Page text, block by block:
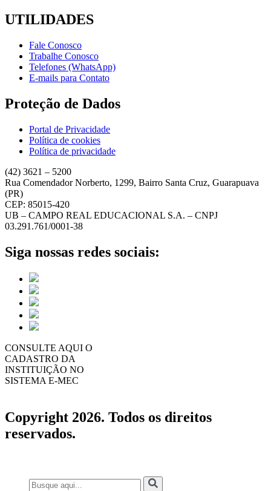
UTILIDADES
Fale Conosco
Trabalhe Conosco
Telefones (WhatsApp)
E-mails para Contato
Proteção de Dados
Portal de Privacidade
Política de cookies
Política de privacidade
(42) 3621 – 5200
Rua Comendador Norberto, 1299, Bairro Santa Cruz, Guarapuava
(PR)
CEP: 85015-420
UB – CAMPO REAL EDUCACIONAL S.A. – CNPJ
03.291.761/0001-38
Siga nossas redes sociais:
CONSULTE AQUI O
CADASTRO DA
INSTITUIÇÃO NO
SISTEMA E-MEC
Copyright 2026. Todos os direitos
reservados.